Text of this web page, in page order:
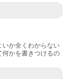
か全くわからない
何かを書きつけるの